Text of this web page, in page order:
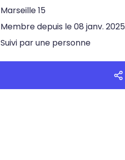
Marseille 15
Membre depuis le 08 janv. 2025
Suivi par une personne